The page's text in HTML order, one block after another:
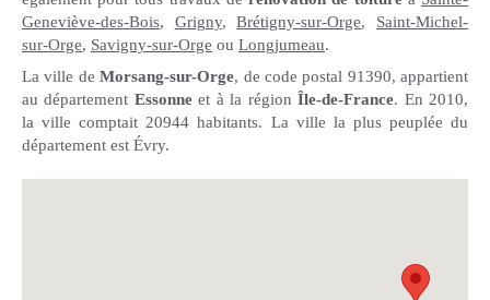
Geneviève-des-Bois, Grigny,Brétigny-sur-Orge, Saint-Michel-
sur-Orge, Savigny-sur-Orge ou Longjumeau.
La ville deMorsang-sur-Orge, de code postal 91390, appartient
au département Essonneet à la régionÎle-de-France. En 2010,
la ville comptait 20944 habitants. La ville la plus peuplée du
département est Évry.